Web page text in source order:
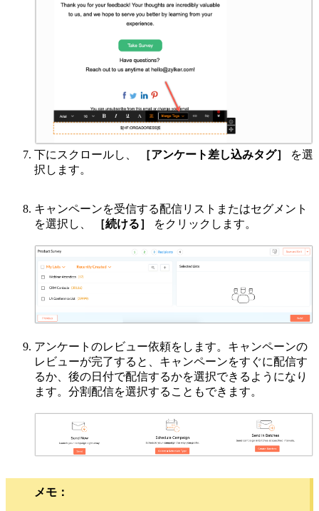
下にスクロールし、 ［アンケート差し込みタグ］
を選
択します。
キャンペーンを受信する配信リストまたはセグメント
を選択し、
［続ける］ をクリックします。
アンケートのレビュー依頼をします。キャンペーンの
レビューが完了すると、キャンペーンをすぐに配信す
るか、後の日付で配信するかを選択できるようになり
ます。分割配信を選択することもできます。
メモ：